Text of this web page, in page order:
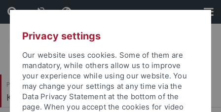
Skip
to
content
Skip
to
footer
Philosophische Fakultät
Koreanistik
Privacy settings
Our website uses cookies. Some of them are
mandatory, while others allow us to improve
your experience while using our website. You
may change your settings at any time via the
Data Privacy Statement at the bottom of the
page. When you accept the cookies for video